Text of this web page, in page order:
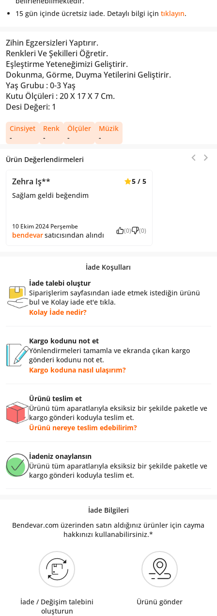
15 gün içinde ücretsiz iade. Detaylı bilgi için tıklayın.
Zihin Egzersizleri Yaptırır.
Renkleri Ve Şekilleri Öğretir.
Eşleştirme Yeteneğimizi Geliştirir.
Dokunma, Görme, Duyma Yetilerini Geliştirir.
Yaş Grubu : 0-3 Yaş
Kutu Ölçüleri : 20 X 17 X 7 Cm.
Desi Değeri: 1
Cinsiyet
-
Renk
-
Ölçüler
-
Müzik
-
Ürün Değerlendirmeleri
Zehra Iş** 5 / 5
Sağlam geldi beğendim
10 Ekim 2024 Perşembe
bendevarsatıcısından alındı (0) (0)
İade Koşulları
İade talebi oluştur
Siparişlerim sayfasından iade etmek istediğin ürünü
bul ve Kolay iade et'e tıkla.
Kolay İade nedir?
Kargo kodunu not et
Yönlendirmeleri tamamla ve ekranda çıkan kargo
gönderi kodunu not et.
Kargo koduna nasıl ulaşırım?
Ürünü teslim et
Ürünü tüm aparatlarıyla eksiksiz bir şekilde paketle ve
kargo gönderi koduyla teslim et.
Ürünü nereye teslim edebilirim?
İadeniz onaylansın
Ürünü tüm aparatlarıyla eksiksiz bir şekilde paketle ve
kargo gönderi koduyla teslim et.
İade Bilgileri
Bendevar.com üzerinden satın aldığınız ürünler için cayma
hakkınızı kullanabilirsiniz.*
İade / Değişim talebini
oluşturun
Ürünü gönder